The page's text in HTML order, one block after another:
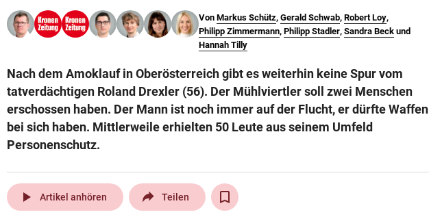
Von Markus Schütz, Gerald Schwab, Robert Loy,
Philipp Zimmermann, Philipp Stadler, Sandra Beck und
Hannah Tilly
Nach dem Amoklauf in Oberösterreich gibt es weiterhin keine Spur vom
tatverdächtigen Roland Drexler (56). Der Mühlviertler soll zwei Menschen
erschossen haben. Der Mann ist noch immer auf der Flucht, er dürfte Waffen
bei sich haben. Mittlerweile erhielten 50 Leute aus seinem Umfeld
Personenschutz.
play_arrow Artikel anhören Teilen